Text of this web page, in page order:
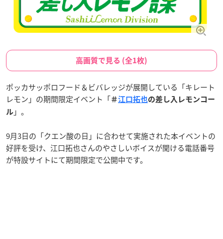
高画質で見る (全1枚)
ポッカサッポロフード＆ビバレッジが展開している「キレート
レモン」の期間限定イベント「＃江口拓也の差し入レモンコー
ル 」。
9月3日の「クエン酸の日」に合わせて実施された本イベントの
好評を受け、江口拓也さんのやさしいボイスが聞ける電話番号
が特設サイトにて期間限定で公開中です。